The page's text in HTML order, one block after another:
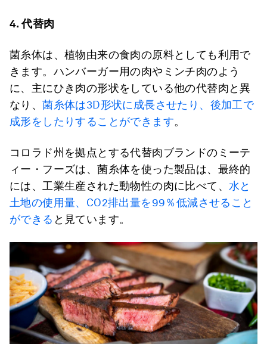
4.代替肉
菌糸体は、植物由来の食肉の原料としても利用で
きます。ハンバーガー用の肉やミンチ肉のよう
に、主にひき肉の形状をしている他の代替肉と異
なり、菌糸体は3D形状に成長させたり、後加工で
成形をしたりすることができます。
コロラド州を拠点とする代替肉ブランドのミーテ
ィー・フーズは、菌糸体を使った製品は、最終的
には、工業生産された動物性の肉に比べて、 水と
土地の使用量、CO2排出量を99％低減させること
ができる と見ています。